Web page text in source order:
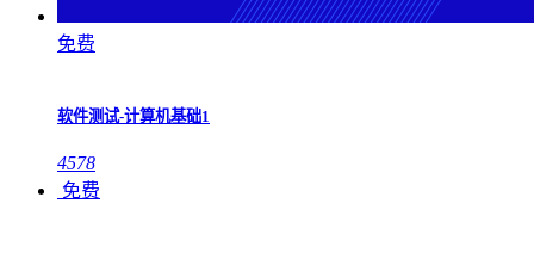
免费
软件测试-计算机基础1
4578
免费